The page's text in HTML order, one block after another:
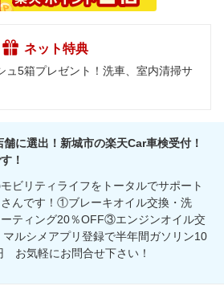
ネット特典
ュ5箱プレゼント！洗車、室内清掃サ
に選出！新城市の楽天Car車検受付！
！
ビリティライフをトータルでサポート
んです！①ブレーキオイル交換・洗
ティング20％OFF③エンジンオイル交
ルシメアプリ登録で半年間ガソリン10
お気軽にお問合せ下さい！